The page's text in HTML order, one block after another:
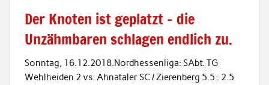
Der Knoten ist geplatzt – die
Unzähmbaren schlagen endlich zu.
Sonntag, 16.12.2018.Nordhessenliga: SAbt. TG
Wehlheiden 2 vs. Ahnataler SC / Zierenberg 5.5 : 2.5